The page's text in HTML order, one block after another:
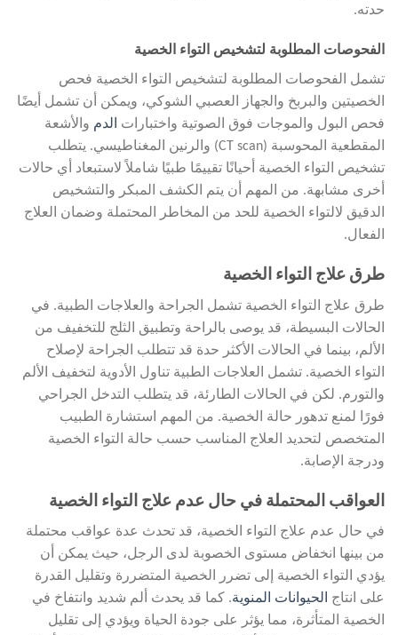
حدته.
الفحوصات المطلوبة لتشخيص التواء الخصية
تشمل الفحوصات المطلوبة لتشخيص التواء الخصية فحص
الخصيتين والبربخ والجهاز العصبي الشوكي، ويمكن أن تشمل أيضًا
فحص البول والموجات فوق الصوتية واختبارات الدم والأشعة
المقطعية المحوسبة (CT scan) والرنين المغناطيسي. يتطلب
تشخيص التواء الخصية أحيانًا تقييمًا طبيًا شاملاً لاستبعاد أي حالات
أخرى مشابهة. من المهم أن يتم الكشف المبكر والتشخيص
الدقيق لالتواء الخصية للحد من المخاطر المحتملة وضمان العلاج
الفعال.
طرق علاج التواء الخصية
طرق علاج التواء الخصية تشمل الجراحة والعلاجات الطبية. في
الحالات البسيطة، قد يوصى بالراحة وتطبيق الثلج للتخفيف من
الألم، بينما في الحالات الأكثر حدة قد تتطلب الجراحة لإصلاح
التواء الخصية. تشمل العلاجات الطبية تناول الأدوية لتخفيف الألم
والتورم. لكن في الحالات الطارئة، قد يتطلب التدخل الجراحي
فورًا لمنع تدهور حالة الخصية. من المهم استشارة الطبيب
المتخصص لتحديد العلاج المناسب حسب حالة التواء الخصية
ودرجة الإصابة.
العواقب المحتملة في حال عدم علاج التواء الخصية
في حال عدم علاج التواء الخصية، قد تحدث عدة عواقب محتملة
من بينها انخفاض مستوى الخصوبة لدى الرجل، حيث يمكن أن
يؤدي التواء الخصية إلى تضرر الخصية المتضررة وتقليل القدرة
على انتاج الحيوانات المنوية. كما قد يحدث ألم شديد وانتفاخ في
الخصية المتأثرة، مما يؤثر على جودة الحياة ويؤدي إلى تقليل